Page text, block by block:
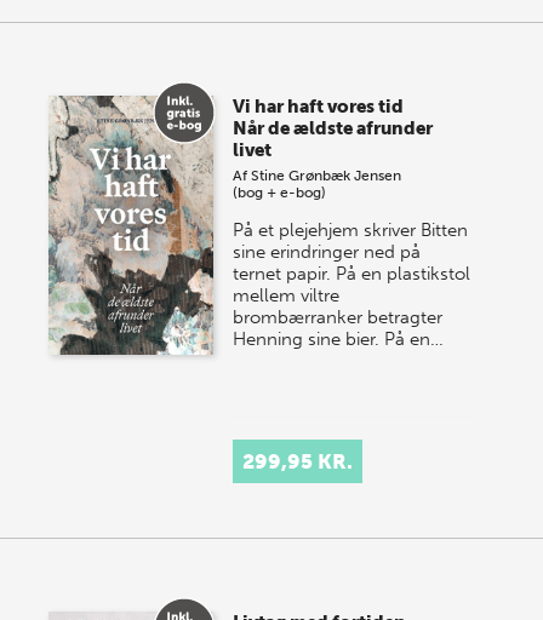
Vi har haft vores tid
Når de ældste afrunder
livet
AfStine Grønbæk Jensen
(bog + e-bog)
På et plejehjem skriver Bitten
sine erindringer ned på
ternet papir. På en plastikstol
mellem viltre
brombærranker betragter
Henning sine bier. På en…
299,95 KR.